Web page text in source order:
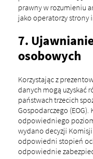
prawny w rozumieniu
jako operatorzy
7.
osobowych
Korzystając z
danych mogą uzyskać
państwach trzecich
Gospodarczego
odpowiedniego
wydano decyzji
odpowiedni stopień
odpowiednie